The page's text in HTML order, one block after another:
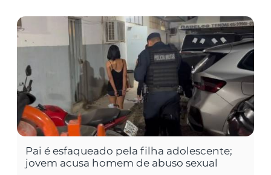
Pai é esfaqueado pela filha adolescente;
jovem acusa homem de abuso sexual